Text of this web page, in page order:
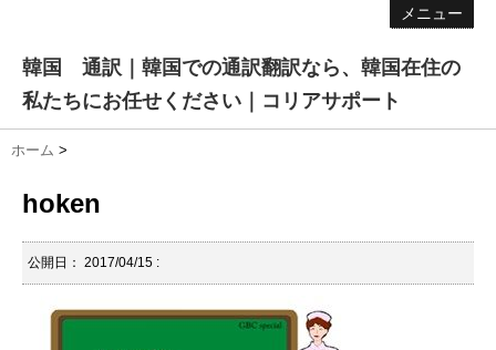
メニュー
韓国 通訳｜韓国での通訳翻訳なら、韓国在住の
私たちにお任せください｜コリアサポート
ホーム >
hoken
公開日： 2017/04/15 :